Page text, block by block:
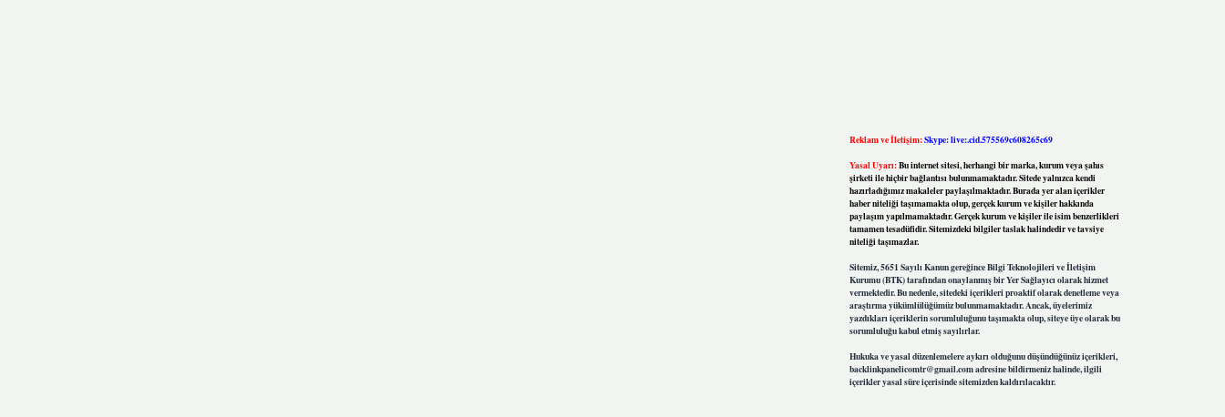
Reklam ve İletişim:Skype: live:.cid.575569c608265c69
Yasal Uyarı:Bu internet sitesi, herhangi bir marka, kurum veya şahıs
şirketi ile hiçbir bağlantısı bulunmamaktadır. Sitede yalnızca kendi
hazırladığımız makaleler paylaşılmaktadır. Burada yer alan içerikler
haber niteliği taşımamakta olup, gerçek kurum ve kişiler hakkında
paylaşım yapılmamaktadır. Gerçek kurum ve kişiler ile isim benzerlikleri
tamamen tesadüfidir. Sitemizdeki bilgiler taslak halindedir ve tavsiye
niteliği taşımazlar.
Sitemiz, 5651 Sayılı Kanun gereğince Bilgi Teknolojileri ve İletişim
Kurumu (BTK) tarafından onaylanmış bir Yer Sağlayıcı olarak hizmet
vermektedir. Bu nedenle, sitedeki içerikleri proaktif olarak denetleme veya
araştırma yükümlülüğümüz bulunmamaktadır. Ancak, üyelerimiz
yazdıkları içeriklerin sorumluluğunu taşımakta olup, siteye üye olarak bu
sorumluluğu kabul etmiş sayılırlar.
Hukuka ve yasal düzenlemelere aykırı olduğunu düşündüğünüz içerikleri,
backlinkpanelicomtr@gmail.comadresine bildirmeniz halinde, ilgili
içerikler yasal süre içerisinde sitemizden kaldırılacaktır.